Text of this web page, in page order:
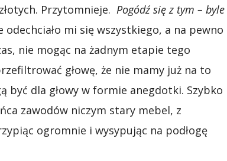
Przytomnieje. Pogódź się z tym – byle
odechciało mi się wszystkiego, a na pewno
nie mogąc na żadnym etapie tego
głowę, że nie mamy już na to
być dla głowy w formie anegdotki. Szybko
zawodów niczym stary mebel, z
ogromnie i wysypując na podłogę